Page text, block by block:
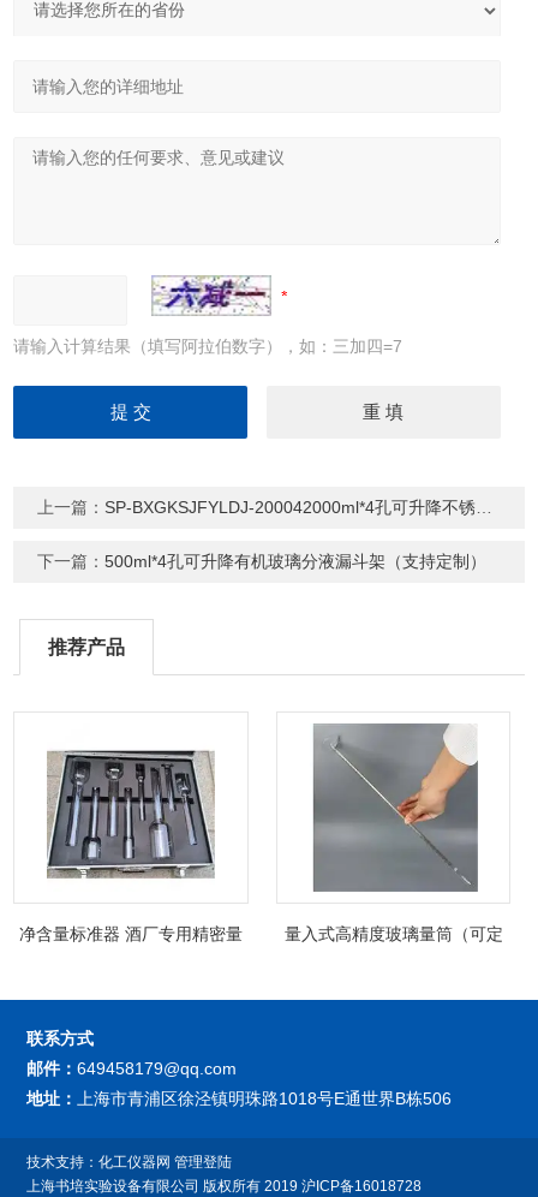
请输入计算结果（填写阿拉伯数字），如：三加四=7
上一篇： SP-BXGKSJFYLDJ-200042000ml*4孔可升降不锈钢分液漏斗架
下一篇：500ml*4孔可升降有机玻璃分液漏斗架（支持定制）
推荐产品
净含量标准器 酒厂专用精密量
量入式高精度玻璃量筒（可定
联系方式
邮件：649458179@qq.com
地址：
上海市青浦区徐泾镇明珠路1018号E通世界B栋506
技术支持：化工仪器网 管理登陆
上海书培实验设备有限公司 版权所有 2019沪ICP备16018728